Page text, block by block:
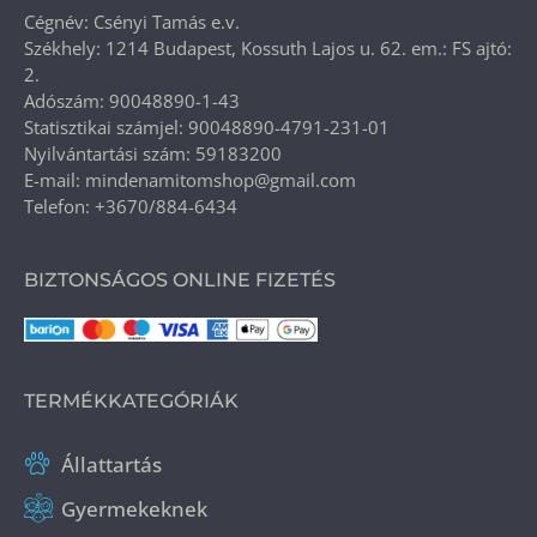
Cégnév: Csényi Tamás e.v.
Székhely: 1214 Budapest, Kossuth Lajos u. 62. em.: FS ajtó:
2.
Adószám: 90048890-1-43
Statisztikai számjel: 90048890-4791-231-01
Nyilvántartási szám: 59183200
E-mail: mindenamitomshop@gmail.com
Telefon: +3670/884-6434
BIZTONSÁGOS ONLINE FIZETÉS
TERMÉKKATEGÓRIÁK
Állattartás
Gyermekeknek